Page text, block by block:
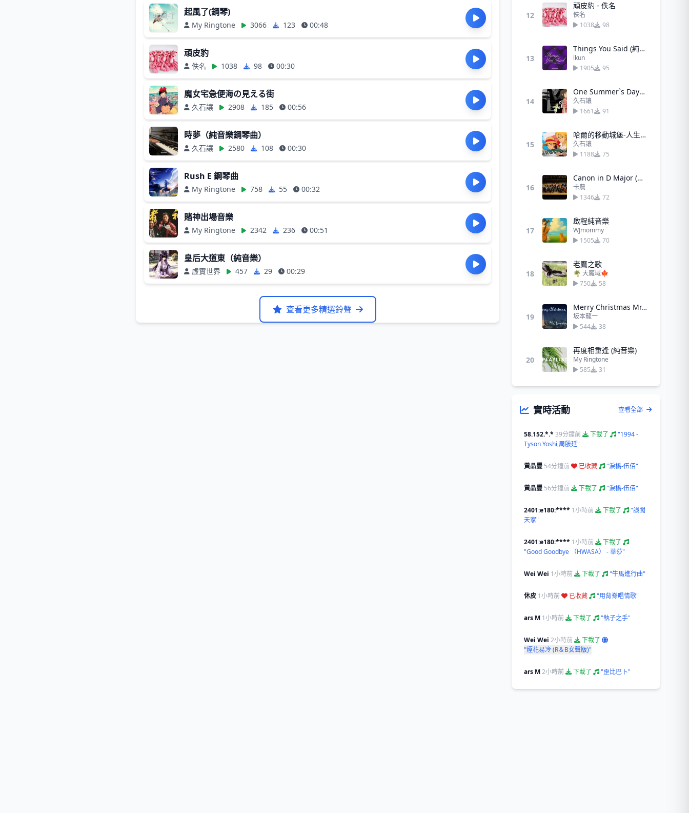
起風了(鋼琴)
My Ringtone 3066 123 00:48
頑皮豹
佚名 1038 98 00:30
魔女宅急便海の見える街
久石讓 2908 185 00:56
時夢（純音樂鋼琴曲）
久石讓 2580 108 00:30
Rush E 鋼琴曲
My Ringtone 758 55 00:32
賭神出場音樂
My Ringtone 2342 236 00:51
皇后大道東（純音樂）
虛實世界 457 29 00:29
查看更多精選鈴聲
12
頑皮豹 - 佚名
佚名
1038
98
13
Things You Said (純音樂)
lkun
1905
95
14
One Summer`s Day（千與千尋）
久石讓
1661
91
15
哈爾的移動城堡-人生的旋轉木馬 - 久石讓
久石讓
1188
75
16
Canon in D Major (卡農經典鋼琴版)
卡農
1346
72
17
啟程純音樂
WJmommy
1505
70
18
老鷹之歌
🌴 大魔域🍁
750
58
19
Merry Christmas Mr. Lawrence (聖誕快樂)
坂本龍一
544
38
20
再度相重逢 (純音樂)
My Ringtone
585
31
實時活動 查看全部
58.152.*.* 39分鐘前 下載了
"1994 -
Tyson Yoshi,周殷廷"
黃品豐 54分鐘前 已收藏 "淚橋-伍佰"
黃品豐 56分鐘前 下載了 "淚橋-伍佰"
2401:e180:**** 1小時前 下載了
"誤闖
天家"
2401:e180:**** 1小時前
下載了
"Good Goodbye （HWASA） - 華莎"
Wei Wei 1小時前 下載了 "牛馬進行曲"
休皮 1小時前 已收藏 "用背脊唱情歌"
ars M 1小時前 下載了 "執子之手"
Wei Wei 2小時前
下載了
"煙花易冷 (R＆B女聲版)"
ars M2小時前 下載了 "歪比巴卜"